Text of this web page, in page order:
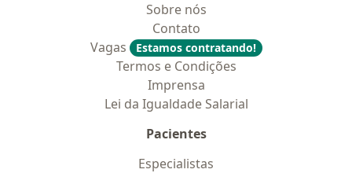
Sobre nós
Contato
Vagas
Estamos contratando!
Termos e Condições
Imprensa
Lei da Igualdade Salarial
Pacientes
Especialistas